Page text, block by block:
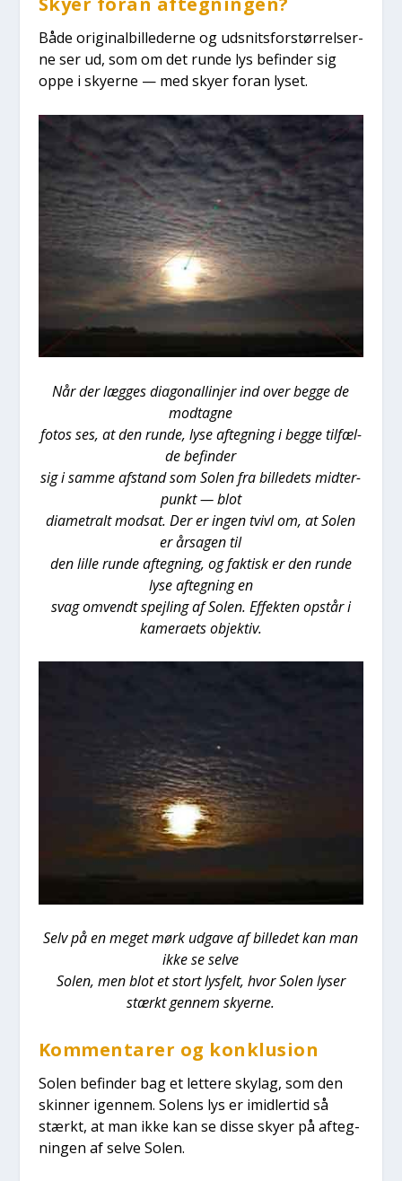
Både ori­gi­nal­bil­le­der­ne og udsnits­for­stør­rel­ser­
ne ser ud, som om det run­de lys befin­der sig
oppe i sky­er­ne — med sky­er for­an lyset.
Når der læg­ges dia­go­nal­linjer ind over beg­ge de
mod­tag­ne
fotos ses, at den run­de, lyse afteg­ning i beg­ge til­fæl­
de befin­der
sig i sam­me afstand som Solen fra bil­le­dets mid­ter­
punkt — blot
dia­me­tralt mod­sat.Der er ingen tvivl om, at Solen
er årsa­gen til
den lil­le run­de afteg­ning, og fak­tisk er den run­de
lyse afteg­ning en
svag omvendt spej­ling af Solen. Effek­ten opstår i
kame­ra­ets objek­tiv.
Selv på en meget mørk udga­ve af bil­le­det kan man
ikke se sel­ve
Solen, men blot et stort lys­felt, hvor Solen lyser
stærkt gen­nem sky­er­ne.
Kom­men­ta­rer og kon­klu­sion
Solen befin­der bag et let­te­re skylag, som den
skin­ner igen­nem. Solens lys er imid­ler­tid så
stærkt, at man ikke kan se dis­se sky­er på afteg­
nin­gen af sel­ve Solen.